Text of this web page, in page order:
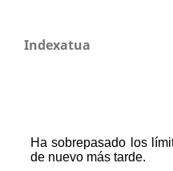
Indexatua